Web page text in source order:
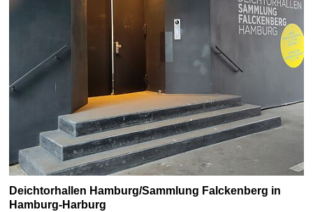
Deichtorhallen Hamburg/Sammlung Falckenberg in
Hamburg-Harburg